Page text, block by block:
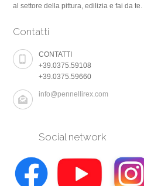
al settore della pittura, edilizia e fai da te.
Contatti
CONTATTI
+39.0375.59108
+39.0375.59660
info@pennellirex.com
Social network